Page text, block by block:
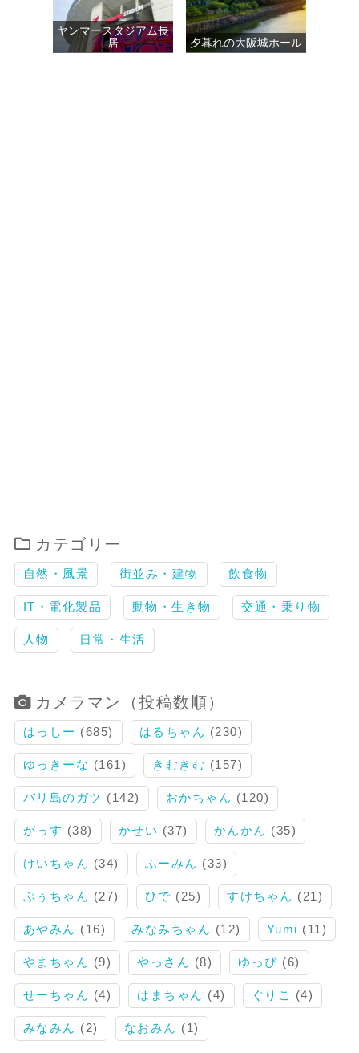
ヤンマースタジアム長
居
夕暮れの大阪城ホール
カテゴリー
自然・風景 街並み・建物 飲食物
IT・電化製品 動物・生き物 交通・乗り物
人物 日常・生活
カメラマン（投稿数順）
はっしー (685) はるちゃん (230)
ゆっきーな (161) きむきむ (157)
バリ島のガツ (142) おかちゃん (120)
がっす (38) かせい (37) かんかん (35)
けいちゃん (34) ふーみん (33)
ぷぅちゃん (27) ひで (25) すけちゃん (21)
あやみん (16) みなみちゃん (12) Yumi (11)
やまちゃん (9) やっさん (8) ゆっぴ (6)
せーちゃん (4) はまちゃん (4) ぐりこ (4)
みなみん (2) なおみん (1)